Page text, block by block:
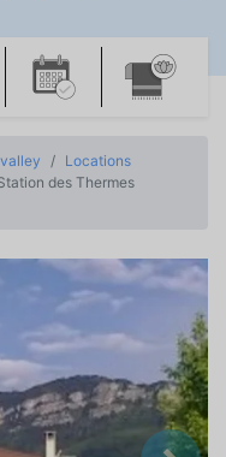
Locations
des Thermes